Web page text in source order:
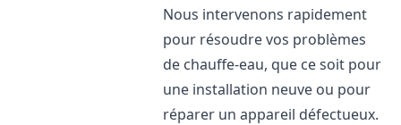
Nous intervenons rapidement
pour résoudre vos problèmes
de chauffe-eau, que ce soit pour
une installation neuve ou pour
réparer un appareil défectueux.